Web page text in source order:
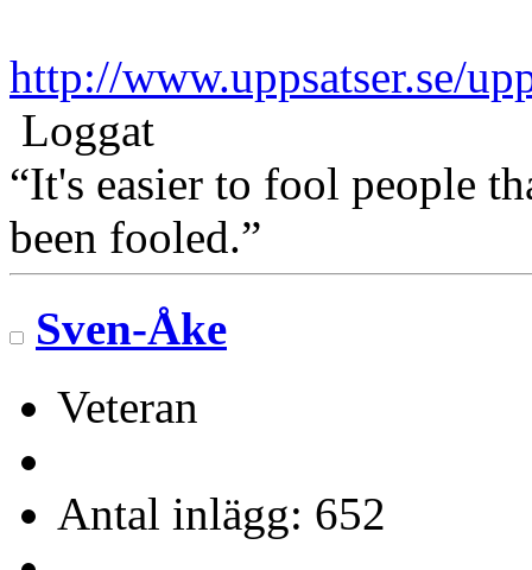
http://www.uppsatser.se/
Loggat
“It's easier to fool people
been fooled.”
Sven-Åke
Veteran
Antal inlägg: 652